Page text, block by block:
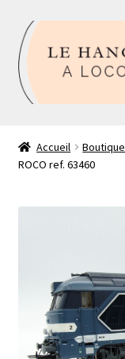
Aller
à
la
navigation
Aller
au
contenu
Boutique
Mon compte
Echelle N
Glossaire
Accueil Boutique
ROCO ref. 63460